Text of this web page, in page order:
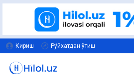
Кириш Рўйхатдан ўтиш